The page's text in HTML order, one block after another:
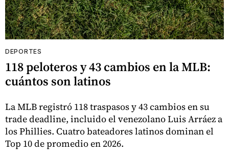
DEPORTES
118 peloteros y 43 cambios en la MLB:
cuántos son latinos
La MLB registró 118 traspasos y 43 cambios en su
trade deadline, incluido el venezolano Luis Arráez a
los Phillies. Cuatro bateadores latinos dominan el
Top 10 de promedio en 2026.